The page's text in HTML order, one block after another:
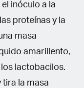
inóculo a la
proteínas y la
masa
amarillento,
lactobacilos.
tira la masa